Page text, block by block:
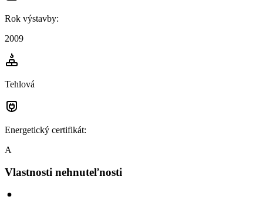
Rok výstavby:
2009
Tehlová
Energetický certifikát:
A
Vlastnosti nehnuteľnosti